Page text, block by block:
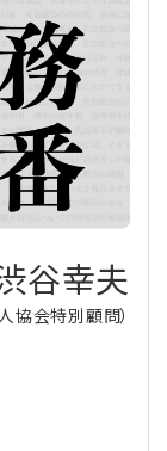
指摘事項
谷幸夫
協会特別顧問）